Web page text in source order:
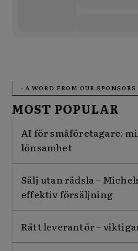
- A WORD FROM OUR SPONSORS
MOST POPULAR
AI för småföretagare:
lönsamhet
Sälj utan rädsla –
effektiv försäljning
Rätt leverantör –